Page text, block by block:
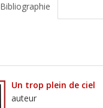
Bibliographie
Un trop plein de ciel
auteur